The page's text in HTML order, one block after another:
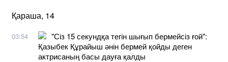
Қараша, 14
03:54
"Сіз 15 секундқа тегін шығып бермейсіз ғой":
Қазыбек Құрайыш әнін бермей қойды деген
актрисаның басы дауға қалды